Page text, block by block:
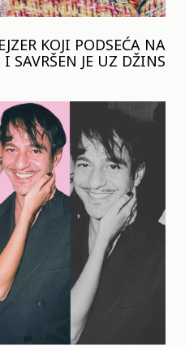
KOJI PODSEĆA NA
SAVRŠEN JE UZ DŽINS